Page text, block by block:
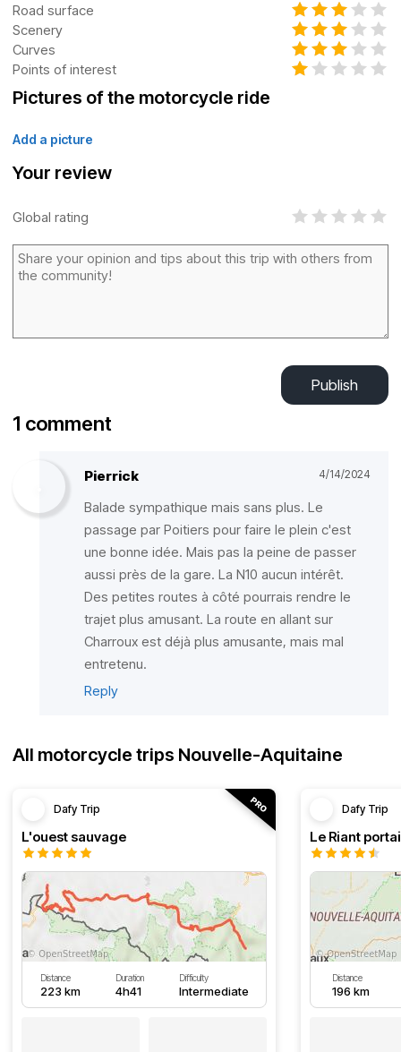
Road surface
Scenery
Curves
Points of interest
Pictures of the motorcycle ride
Add a picture
Your review
Global rating
Publish
1 comment
Pierrick 4/14/2024
Balade sympathique mais sans plus. Le
passage par Poitiers pour faire le plein c'est
une bonne idée. Mais pas la peine de passer
aussi près de la gare. La N10 aucun intérêt.
Des petites routes à côté pourrais rendre le
trajet plus amusant. La route en allant sur
Charroux est déjà plus amusante, mais mal
entretenu.
Reply
All motorcycle trips Nouvelle-Aquitaine
Dafy Trip
L'ouest sauvage
Distance
223 km
Duration
4h41
Difficulty
Intermediate
Dafy Trip
Le Riant
Distance
196 km